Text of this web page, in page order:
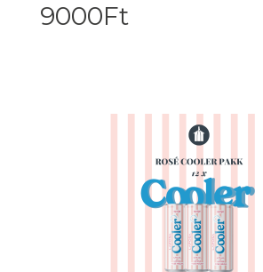
9000Ft